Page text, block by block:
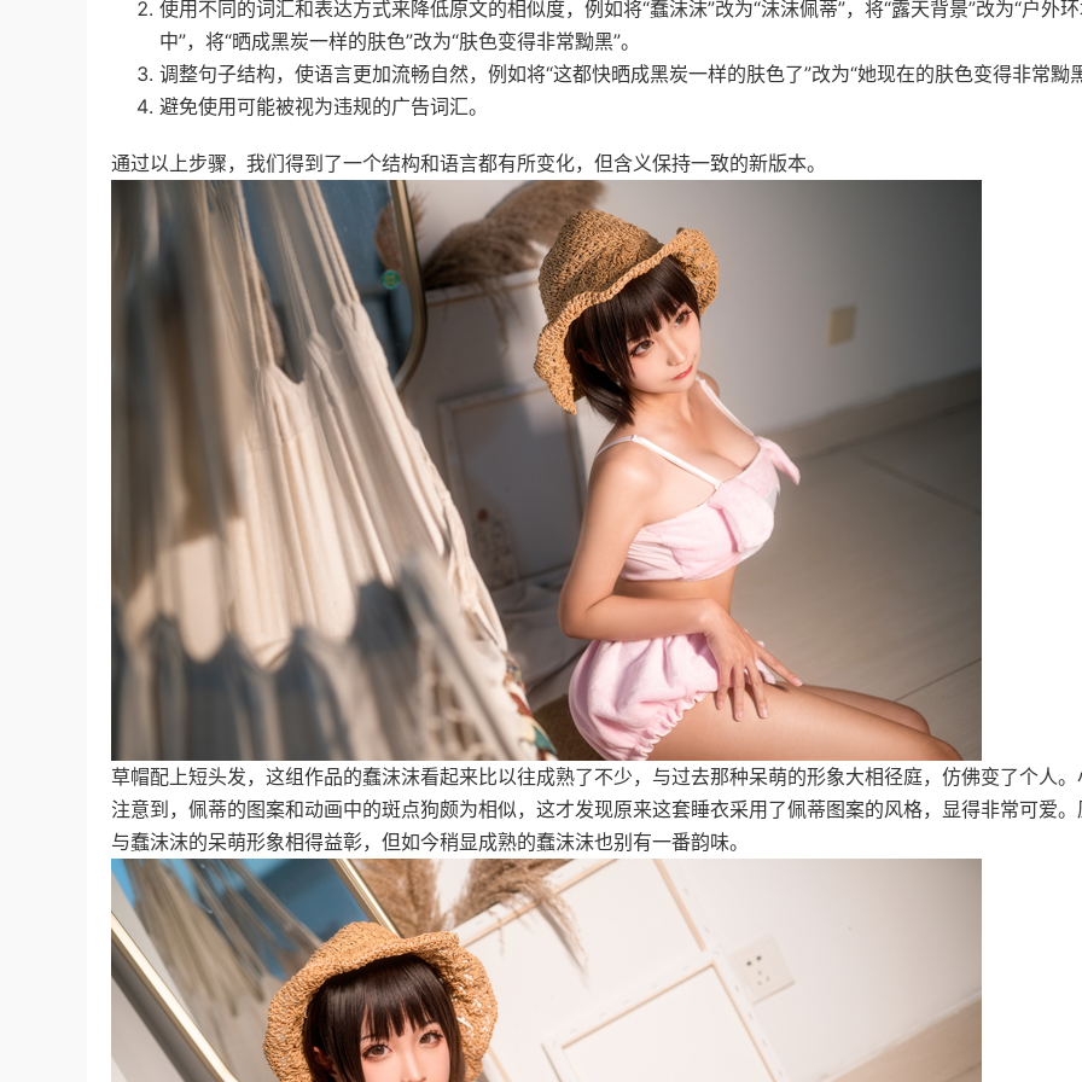
使用不同的词汇和表达方式来降低原文的相似度，例如将“蠢沫沫”改为“沫沫佩蒂”，将“露天背景”改为“户外
中”，将“晒成黑炭一样的肤色”改为“肤色变得非常黝黑”。
调整句子结构，使语言更加流畅自然，例如将“这都快晒成黑炭一样的肤色了”改为“她现在的肤色变得非常黝
避免使用可能被视为违规的广告词汇。
通过以上步骤，我们得到了一个结构和语言都有所变化，但含义保持一致的新版本。
草帽配上短头发，这组作品的蠢沫沫看起来比以往成熟了不少，与过去那种呆萌的形象大相径庭，仿佛变了个人。
注意到，佩蒂的图案和动画中的斑点狗颇为相似，这才发现原来这套睡衣采用了佩蒂图案的风格，显得非常可爱。
与蠢沫沫的呆萌形象相得益彰，但如今稍显成熟的蠢沫沫也别有一番韵味。